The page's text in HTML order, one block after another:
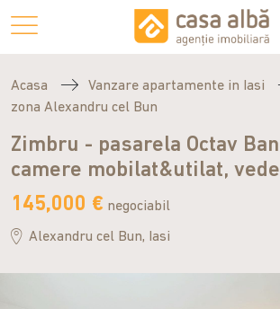
Acasa
Vanzare apartamente in Iasi
zona Alexandru cel Bun
Zimbru - pasarela Octav
camere mobilat&utilat,
145,000 € negociabil
Alexandru cel Bun, Iasi